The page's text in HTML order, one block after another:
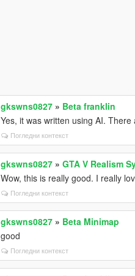
gkswns0827 » Beta franklin
Yes, it was written using AI.
Погледни контекст
gkswns0827 »GTA V Realism
Wow, this is really good. I really
Погледни контекст
gkswns0827 » Beta Minimap
good
Погледни контекст